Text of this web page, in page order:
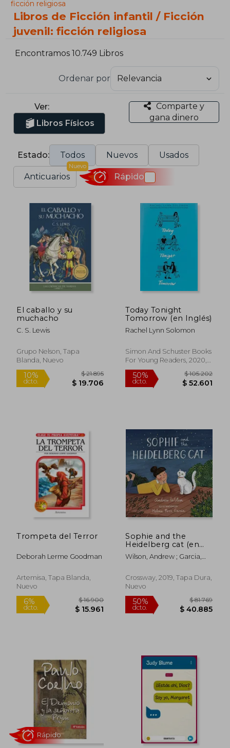
ficción religiosa
Libros de Ficción infantil / Ficción
juvenil: ficción religiosa
Encontramos 10.749 Libros
Ordenar por
Ver:
Libros Físicos
Comparte y
gana dinero
Estado: Todos Nuevos Usados
Anticuarios
Nuevo
Rápido
El caballo y su
muchacho
C. S. Lewis
Grupo Nelson, Tapa
Blanda, Nuevo
10%
dcto. $ 19.706
Today Tonight
Tomorrow (en Inglés)
Rachel Lynn Solomon
Simon And Schuster Books
For Young Readers, 2020,
Tapa Dura, Nuevo
50%
dcto.
$
$
Trompeta del Terror
Deborah Lerme Goodman
Artemisa, Tapa Blanda,
Nuevo
dcto. $ 15.961
Sophie and the
Heidelberg cat (en
Inglés)
Wilson, Andrew ; Garcia,
Crossway, 2019, Tapa Dura,
Nuevo
50%
dcto.